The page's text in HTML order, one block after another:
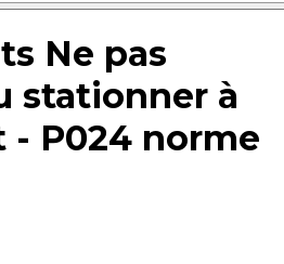
Ne pas
stationner à
P024 norme